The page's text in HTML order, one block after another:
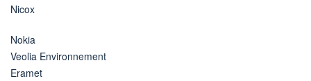
Nicox
Nokia
Veolia Environnement
Eramet